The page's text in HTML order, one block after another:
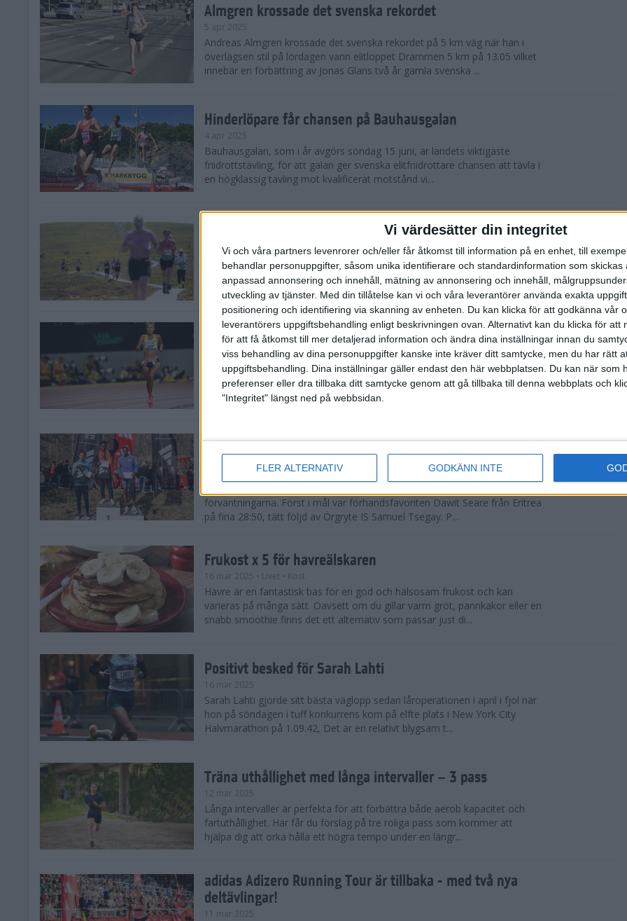
Vi värdesätter din integritet
Vi och våra partners levenrorer och/eller får åtkomst till information på en enhet, till
behandlar personuppgifter, såsom unika identifierare och standardinformation som skickas
anpassad annonsering och innehåll, mätning av annonsering och innehåll,
utveckling av tjänster. Med din tillåtelse kan vi och våra leverantörer använda exakta
positionering och identifiering via skanning av enheten. Du kan klicka för att godkänna vår
leverantörers uppgiftsbehandling enligt beskrivningen ovan. Alternativt kan du klicka för att
för att få åtkomst till mer detaljerad information och ändra dina inställningar innan du
viss behandling av dina personuppgifter kanske inte kräver ditt samtycke, men du har rätt
uppgiftsbehandling. Dina inställningar gäller endast den här webbplatsen. Du kan när som
preferenser eller dra tillbaka ditt samtycke genom att gå tillbaka till denna webbplats och
"Integritet" längst ned på webbsidan.
FLER ALTERNATIV GODKÄNN INTE
Almgren krossade det svenska rekordet
5 apr 2025
Andreas Almgren krossade det svenska rekordet på 5 km väg när han i
överlägsen stil på lördagen vann elitloppet Drammen 5 km på 13.05 vilket
innebär en förbättring av Jonas Glans två år gamla svenska ...
Hinderlöpare får chansen på Bauhausgalan
4 apr 2025
Bauhausgalan, som i år avgörs söndag 15 juni, är landets viktigaste
friidrottstävling, för att galan ger svenska elitfriidrottare chansen att tävla i
en högklassig tävling mot kvalificerat motstånd vi...
Satsar du på att springa Tjejmilen Sälen i juni eller något annat fjällopp i
sommar? Eller är du sugen på att ta dig an Hammarbybacken i oktober?
Stockholms brantaste är en utmaning som heter duga. Rå...
Besviken Lahti tillbaka på banan
30 mar 2025
Sarah Lahti var besviken efter sitt första lopp på 10 000 m på tre år. På
söndagen slutade den 30-åriga Hässelby-löparen på 14:e plats i San Juan
Capistrano 10 000 m utan för Los Angeles. Detta anses ...
Snabba tider när adidas Premiärmilen sprang igång
löparsäsongen!
förväntningarna. Först i mål var förhandsfavoriten Dawit Seare från Eritrea
på fina 28:50, tätt följd av Örgryte IS Samuel Tsegay. P...
Frukost x 5 för havreälskaren
16 mar 2025 • Livet • Kost
Havre är en fantastisk bas för en god och hälsosam frukost och kan
varieras på många sätt. Oavsett om du gillar varm gröt, pannkakor eller en
snabb smoothie finns det ett alternativ som passar just di...
Positivt besked för Sarah Lahti
16 mar 2025
Sarah Lahti gjorde sitt bästa väglopp sedan låroperationen i april i fjol när
hon på söndagen i tuff konkurrens kom på elfte plats i New York City
Halvmarathon på 1.09.42, Det är en relativt blygsam t...
Träna uthållighet med långa intervaller – 3 pass
12 mar 2025
Långa intervaller är perfekta för att förbättra både aerob kapacitet och
fartuthållighet. Här får du förslag på tre roliga pass som kommer att
hjälpa dig att orka hålla ett högra tempo under en längr...
adidas Adizero Running Tour är tillbaka - med två nya
deltävlingar!
11 mar 2025